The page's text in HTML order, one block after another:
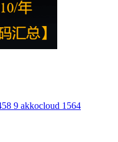
9 akkocloud 1564